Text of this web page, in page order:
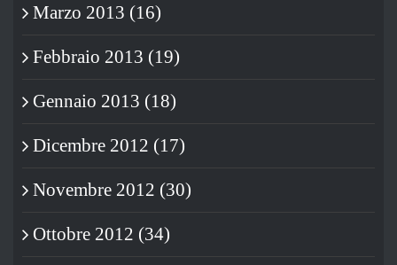
Marzo 2013 (16)
Febbraio 2013 (19)
Gennaio 2013 (18)
Dicembre 2012 (17)
Novembre 2012 (30)
Ottobre 2012 (34)